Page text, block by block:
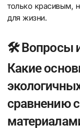
только красивым,
для жизни.
🛠️ Вопросы
Какие
сравнению